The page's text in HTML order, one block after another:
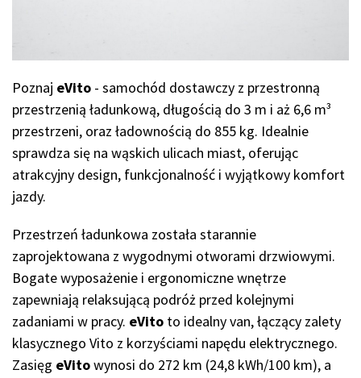
Poznaj eVito - samochód dostawczy z przestronną
przestrzenią ładunkową, długością do 3 m i aż 6,6 m³
przestrzeni, oraz ładownością do 855 kg. Idealnie
sprawdza się na wąskich ulicach miast, oferując
atrakcyjny design, funkcjonalność i wyjątkowy komfort
jazdy.
Przestrzeń ładunkowa została starannie
zaprojektowana z wygodnymi otworami drzwiowymi.
Bogate wyposażenie i ergonomiczne wnętrze
zapewniają relaksującą podróż przed kolejnymi
zadaniami w pracy. eVito to idealny van, łączący zalety
klasycznego Vito z korzyściami napędu elektrycznego.
Zasięg eVitowynosi do 272 km (24,8 kWh/100 km), a